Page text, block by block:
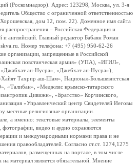
(Роскомнадзор). Адрес: 123298, Москва, ул. 3-я
Общество с ограниченной ответственностью
дом 12, пом. 22). Доменное имя сайта
– Российская Федерация и
английский. Главный редактор Бабаян Роман
Номер телефона: +7 (495) 950-62-26
организации, запрещенные в Российской
повстанческая армия» (УПА), «ИГИЛ»,
ан-Нусра», «Джебхат ан-Нусра»),
Тахрир аш-Шам», Национал-Большевистская
«Меджлис крымско-татарского
Дивижн», «Братство» Корчинского,
«Управленческий центр Свидетелей Иеговы
местные религиозные организации.
а именно: текстовые материалы, элементы
фотографии, видео и аудио охраняются
и международными нормами права и не
правообладателей. Согласно ст.ст. 1274,1275
размещенных на портале, в том числе
материал является обязательной. Мнение